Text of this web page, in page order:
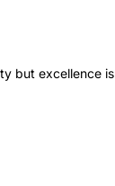
but excellence is